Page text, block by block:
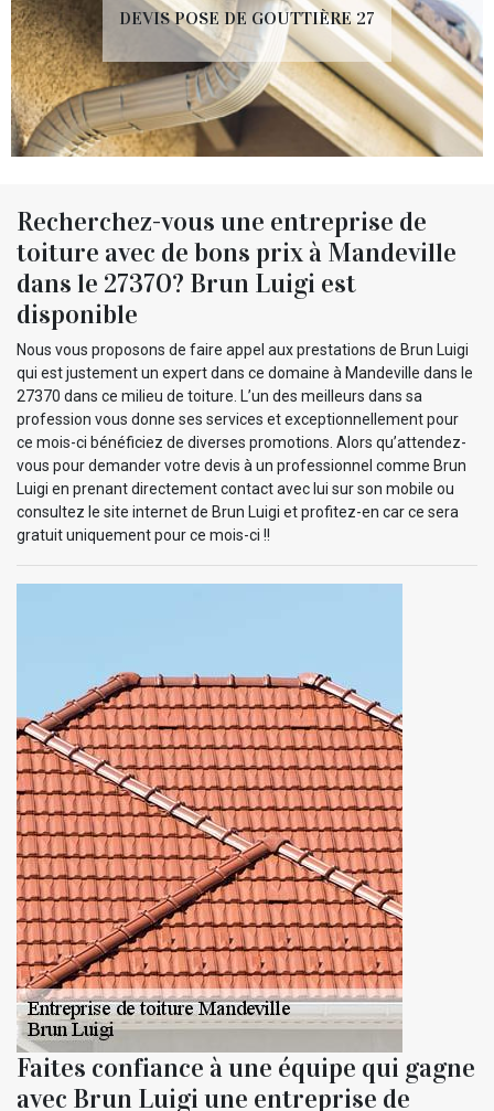
DEVIS POSE DE GOUTTIÈRE 27
Recherchez-vous une entreprise de
toiture avec de bons prix à Mandeville
dans le 27370? Brun Luigi est
disponible
Nous vous proposons de faire appel aux prestations de Brun Luigi
qui est justement un expert dans ce domaine à Mandeville dans le
27370 dans ce milieu de toiture. L’un des meilleurs dans sa
profession vous donne ses services et exceptionnellement pour
ce mois-ci bénéficiez de diverses promotions. Alors qu’attendez-
vous pour demander votre devis à un professionnel comme Brun
Luigi en prenant directement contact avec lui sur son mobile ou
consultez le site internet de Brun Luigi et profitez-en car ce sera
gratuit uniquement pour ce mois-ci !!
Faites confiance à une équipe qui gagne
avec Brun Luigi une entreprise de